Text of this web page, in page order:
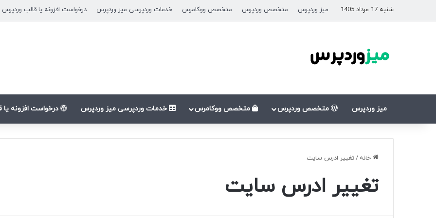
شنبه 17 مرداد 1405 میز وردپرس متخصص وردپرس متخصص ووکامرس خدمات وردپرسی میز وردپرس درخواست افزونه یا قالب وردپرس
میز وردپرس متخصص وردپرس متخصص ووکامرس خدمات وردپرسی میز وردپرس درخواست افزونه
خانه /تغییر ادرس سایت
تغییر ادرس سایت